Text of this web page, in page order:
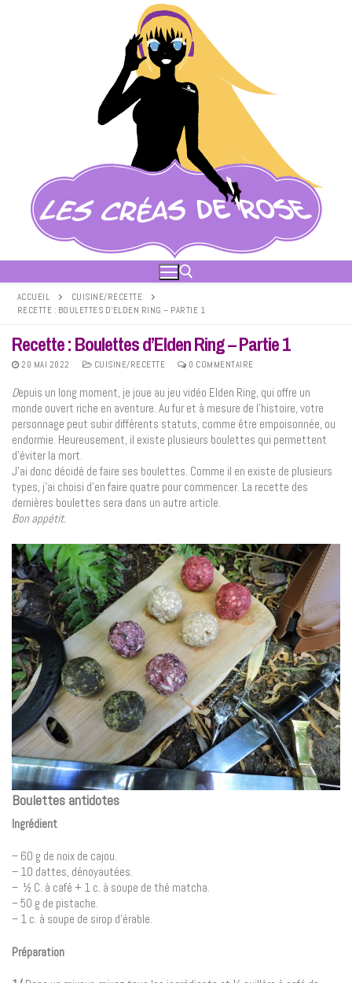
Rechercher :
ACCUEIL
CUISINE/RECETTE
RECETTE : BOULETTES D’ELDEN RING – PARTIE 1
Recette : Boulettes d’Elden Ring – Partie 1
20 MAI 2022 CUISINE/RECETTE 0 COMMENTAIRE
Depuis un long moment, je joue au jeu vidéo Elden Ring, qui offre un
monde ouvert riche en aventure. Au fur et à mesure de l’histoire, votre
personnage peut subir différents statuts, comme être empoisonnée, ou
endormie. Heureusement, il existe plusieurs boulettes qui permettent
d’éviter la mort.
J’ai donc décidé de faire ses boulettes. Comme il en existe de plusieurs
types, j’ai choisi d’en faire quatre pour commencer. La recette des
dernières boulettes sera dans un autre article.
Bon appétit.
Boulettes antidotes
Ingrédient
– 60 g de noix de cajou.
– 10 dattes, dénoyautées.
– ½ C. à café + 1 c. à soupe de thé matcha.
– 50 g de pistache.
– 1 c. à soupe de sirop d’érable.
Préparation